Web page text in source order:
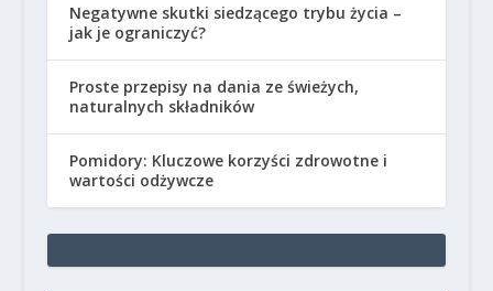
Negatywne skutki siedzącego trybu życia –
jak je ograniczyć?
Proste przepisy na dania ze świeżych,
naturalnych składników
Pomidory: Kluczowe korzyści zdrowotne i
wartości odżywcze